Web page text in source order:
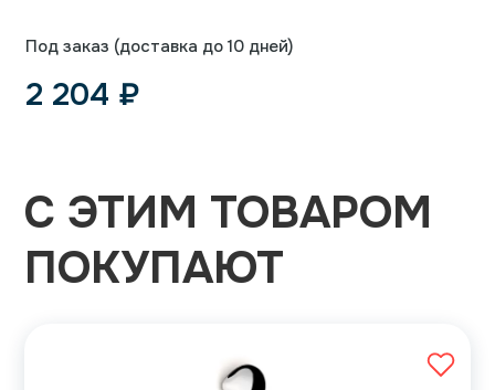
Под заказ (доставка до 10 дней)
2 204 ₽
С ЭТИМ ТОВАРОМ
ПОКУПАЮТ